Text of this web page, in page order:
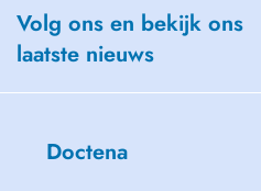
Volg ons en bekijk ons
laatste nieuws
Doctena